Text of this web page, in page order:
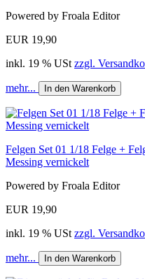
Powered by Froala Editor
EUR 19,90
inkl. 19 % USt zzgl.
mehr... In den Warenkorb
Felgen Set 01 1/18 Felge +
Messing vernickelt
Powered by Froala Editor
EUR 19,90
inkl. 19 % USt zzgl.
mehr... In den Warenkorb